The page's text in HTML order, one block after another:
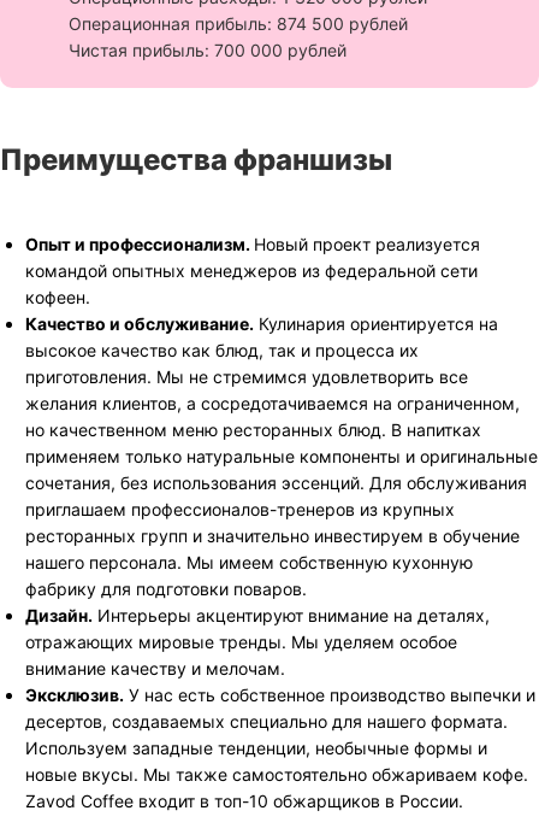
Операционная прибыль: 874 500 рублей
Чистая прибыль: 700 000 рублей
Преимущества франшизы
Опыт и профессионализм. Новый проект реализуется
командой опытных менеджеров из федеральной сети
кофеен.
Качество и обслуживание.Кулинария ориентируется на
высокое качество как блюд, так и процесса их
приготовления. Мы не стремимся удовлетворить все
желания клиентов, а сосредотачиваемся на ограниченном,
но качественном меню ресторанных блюд. В напитках
применяем только натуральные компоненты и оригинальные
сочетания, без использования эссенций. Для обслуживания
приглашаем профессионалов-тренеров из крупных
ресторанных групп и значительно инвестируем в обучение
нашего персонала. Мы имеем собственную кухонную
фабрику для подготовки поваров.
Дизайн.Интерьеры акцентируют внимание на деталях,
отражающих мировые тренды. Мы уделяем особое
внимание качеству и мелочам.
Эксклюзив.У нас есть собственное производство выпечки и
десертов, создаваемых специально для нашего формата.
Используем западные тенденции, необычные формы и
новые вкусы. Мы также самостоятельно обжариваем кофе.
Zavod Coffee входит в топ-10 обжарщиков в России.